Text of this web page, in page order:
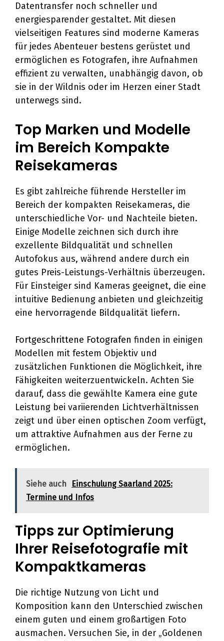
Datentransfer noch schneller und
energiesparender gestaltet. Mit diesen
vielseitigen Features sind moderne Kameras
für jedes Abenteuer bestens gerüstet und
ermöglichen es Fotografen, ihre Aufnahmen
effizient zu verwalten, unabhängig davon, ob
sie in der Wildnis oder im Herzen einer Stadt
unterwegs sind.
Top Marken und Modelle
im Bereich Kompakte
Reisekameras
Es gibt zahlreiche führende Hersteller im
Bereich der kompakten Reisekameras, die
unterschiedliche Vor- und Nachteile bieten.
Einige Modelle zeichnen sich durch ihre
exzellente Bildqualität und schnellen
Autofokus aus, während andere durch ein
gutes Preis-Leistungs-Verhältnis überzeugen.
Für Einsteiger sind Kameras geeignet, die eine
intuitive Bedienung anbieten und gleichzeitig
eine hervorragende Bildqualität liefern.
Fortgeschrittene Fotografen finden in einigen
Modellen mit festem Objektiv und
zusätzlichen Funktionen die Möglichkeit, ihre
Fähigkeiten weiterzuentwickeln. Achten Sie
darauf, dass die gewählte Kamera eine gute
Leistung bei variierenden Lichtverhältnissen
zeigt und über einen optischen Zoom verfügt,
um attraktive Aufnahmen aus der Ferne zu
ermöglichen.
Siehe auch
Einschulung Saarland 2025:
Termine und Infos
Tipps zur Optimierung
Ihrer Reisefotografie mit
Kompaktkameras
Die richtige Nutzung von Licht und
Komposition kann den Unterschied zwischen
einem guten und einem großartigen Foto
ausmachen. Versuchen Sie, in der „Goldenen